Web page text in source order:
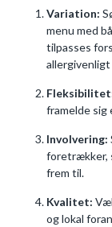
Variation:
menu med
tilpasses
allergivenligt
framelde sig
Involvering:
foretrækker,
frem til.
Kvalitet:
og lokal